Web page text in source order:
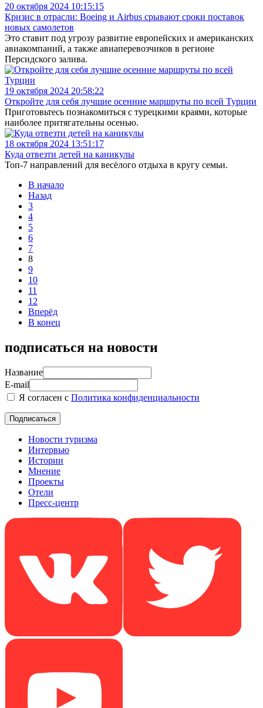
20 октября 2024 10:15:15
Кризис в отрасли: Boeing и Airbus срывают сроки поставок
новых самолетов
Это ставит под угрозу развитие европейских и американских
авиакомпаний, а также авиаперевозчиков в регионе
Персидского залива.
19 октября 2024 20:58:22
Откройте для себя лучшие осенние маршруты по всей Турции
Приготовьтесь познакомиться с турецкими краями, которые
наиболее притягательны осенью.
18 октября 2024 13:51:17
Куда отвезти детей на каникулы
Топ-7 направлений для весёлого отдыха в кругу семьи.
В начало
Назад
3
4
5
6
7
8
9
10
11
12
Вперёд
В конец
подписаться на новости
Название
E-mail
Я согласен с Политика конфиденциальности
Новости туризма
Интервью
Истории
Мнение
Проекты
Отели
Пресс-центр